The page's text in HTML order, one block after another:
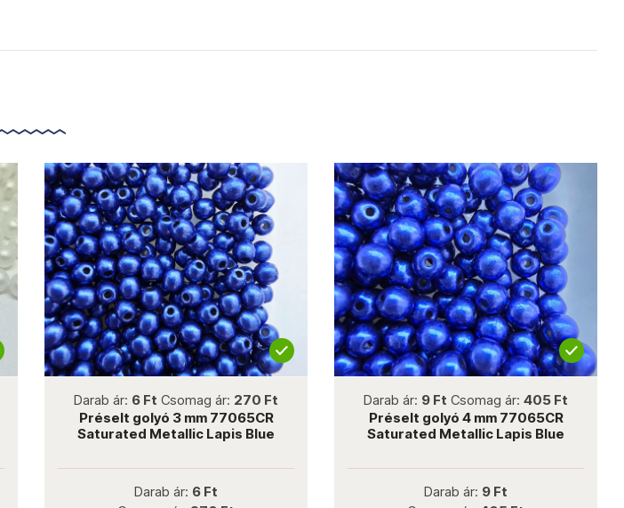
Darab ár: 6 Ft Csomag ár: 270 Ft
Préselt golyó 3 mm 77065CR
Saturated Metallic Lapis Blue
Darab ár: 6 Ft
Darab ár: 9 Ft Csomag ár: 405 Ft
Préselt golyó 4 mm 77065CR
Saturated Metallic Lapis Blue
Darab ár: 9 Ft